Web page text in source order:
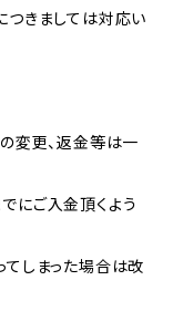
きましては対応い
変更、返金等は一
にご入金頂くよう
しまった場合は改